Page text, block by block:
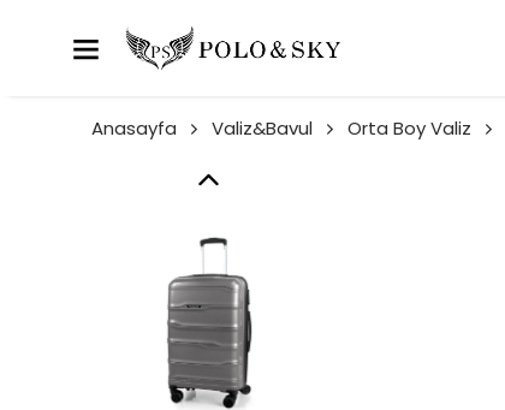
Anasayfa Valiz&Bavul Orta Boy Valiz